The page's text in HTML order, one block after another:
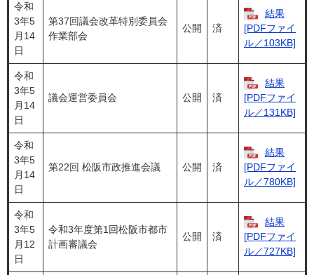
令和
3年5
月14
日
第37回議会改革特別委員会
作業部会
公開 済
結果
[PDFファイ
ル／103KB]
令和
3年5
月14
日
議会運営委員会 公開 済
結果
[PDFファイ
ル／131KB]
令和
3年5
月14
日
第22回 松阪市政推進会議 公開 済
結果
[PDFファイ
ル／780KB]
令和
3年5
月12
日
令和3年度第1回松阪市都市
計画審議会
公開 済
結果
[PDFファイ
ル／727KB]